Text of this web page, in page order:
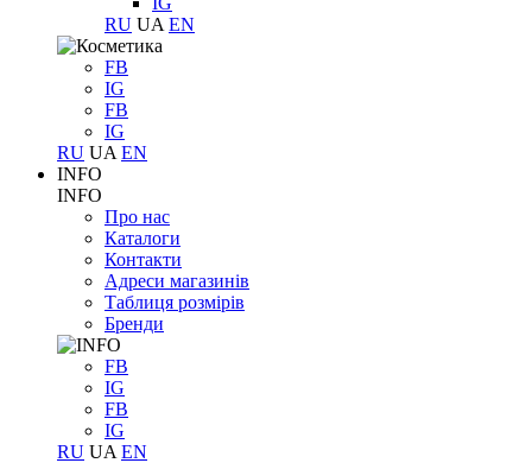
RU UA EN
FB
IG
FB
IG
RU UA EN
INFO
INFO
Про нас
Каталоги
Контакти
Адреси магазинів
Таблиця розмірів
Бренди
FB
IG
FB
IG
RU UA EN